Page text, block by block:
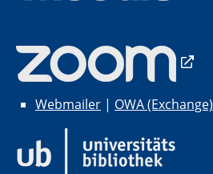
Webmailer | OWA (Exchange)